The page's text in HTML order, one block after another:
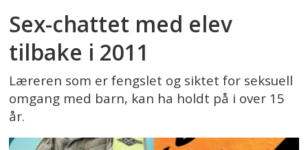
Sex-chattet med elev
tilbake i 2011
Læreren som er fengslet og siktet for seksuell
omgang med barn, kan ha holdt på i over 15
år.